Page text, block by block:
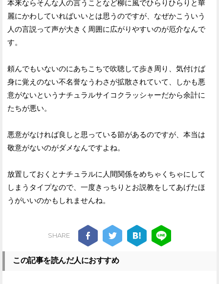
本来ならそんな人の言うことなど柳に風でひらりひらりと華
麗にかわしていればいいとは思うのですが、なぜかこういう
人の言説って声が大きく周囲に広がりやすいのが厄介なんで
す。
頼んでもいないのにあちこちで吹聴して歩き周り、気付けば
身に覚えのない不名誉なうわさが拡散されていて、しかも悪
意がないというナチュラルサイコクラッシャーだから余計に
たちが悪い。
悪意がなければ良しと思っている節があるのですが、本当は
敬意がないのがダメなんですよね。
放置しておくとナチュラルに人間関係をめちゃくちゃにして
しまうタイプなので、一度きっちりとお説教をしてあげたほ
うがいいのかもしれませんね。
SHARE
この記事を読んだ人におすすめ